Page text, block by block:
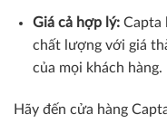
Giá cả hợp lý:Capta
chất lượng với giá
của mọi khách hàng.
Hãy đến cửa hàng